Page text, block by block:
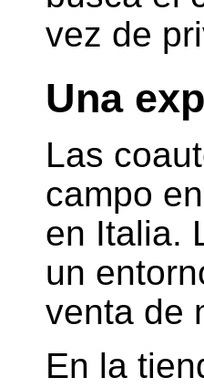
vez de
Una
Las
campo
en Italia.
un
venta de
En la